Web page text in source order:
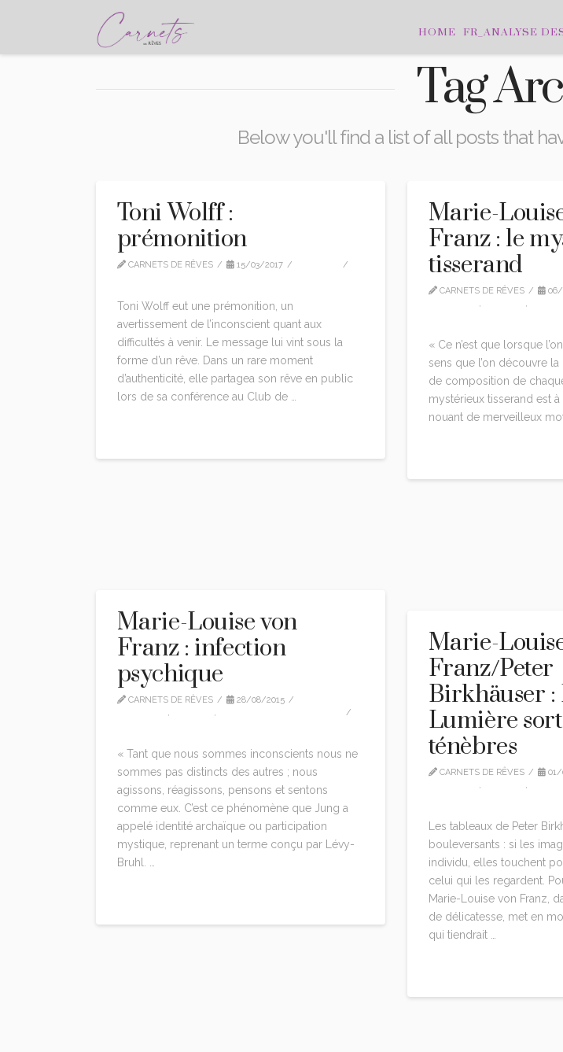
HOME FR_ANALYSE
Tag
Below you'll find a list of all posts that
Toni Wolff :
prémonition
CARNETS DE RÊVES 15/03/2017
Toni Wolff eut une prémonition, un
avertissement de l’inconscient quant aux
difficultés à venir. Le message lui vint sous la
forme d’un rêve. Dans un rare moment
d’authenticité, elle partagea son rêve en public
lors de sa conférence au Club de …
Marie-
Franz : le
tisserand
CARNETS DE RÊVES
06/
, ,
« Ce n’est que lorsque
sens que l’on découvre
de composition de
mystérieux tisserand est
nouant de merveilleux
Marie-Louise von
Franz : infection
psychique
CARNETS DE RÊVES
28/08/2015
, ,
« Tant que nous sommes inconscients nous ne
sommes pas distincts des autres ; nous
agissons, réagissons, pensons et sentons
comme eux. C’est ce phénomène que Jung a
appelé identité archaïque ou participation
mystique, reprenant un terme conçu par Lévy-
Bruhl. …
Marie-
Franz/Peter
Birkhäuser :
Lumière
ténèbres
CARNETS DE RÊVES
01/
, ,
Les tableaux de Peter
bouleversants : si les
individu, elles touchent
celui qui les regardent.
Marie-Louise von Franz,
de délicatesse, met en
qui tiendrait …